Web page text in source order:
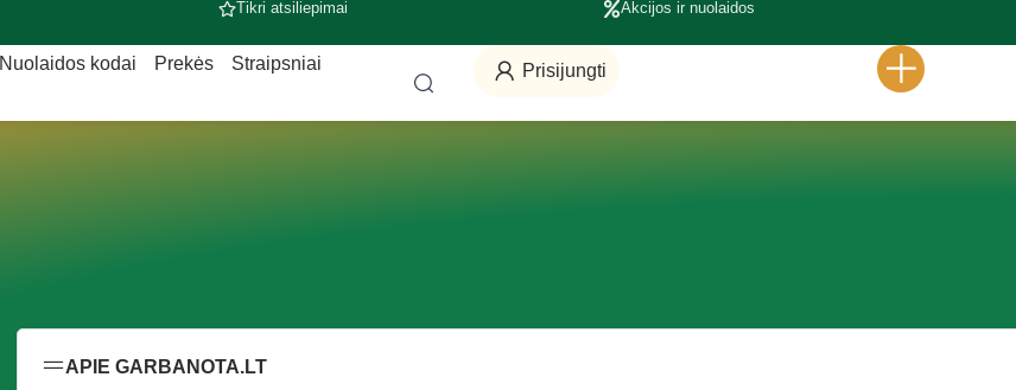
Tikri atsiliepimai Akcijos ir nuolaidos
Nuolaidos kodai Prekės Straipsniai Prisijungti
APIE GARBANOTA.LT